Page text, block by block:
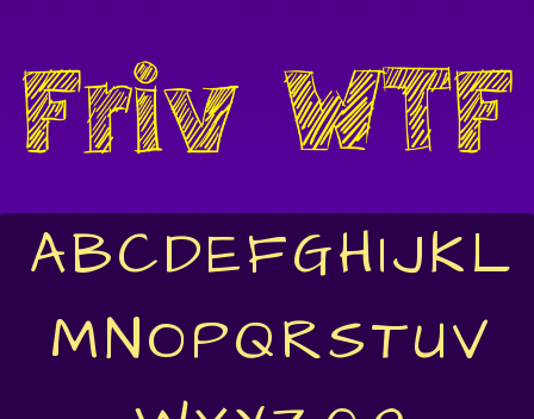
ABCDEFGHIJKL
MNOPQRSTUV